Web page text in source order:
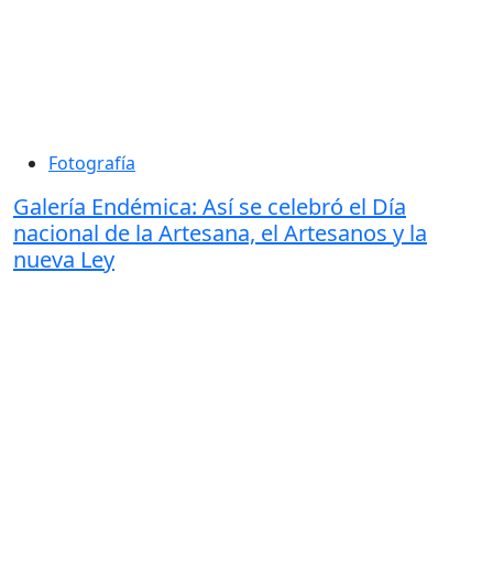
Fotografía
Galería Endémica: Así se celebró el Día
nacional de la Artesana, el Artesanos y la
nueva Ley